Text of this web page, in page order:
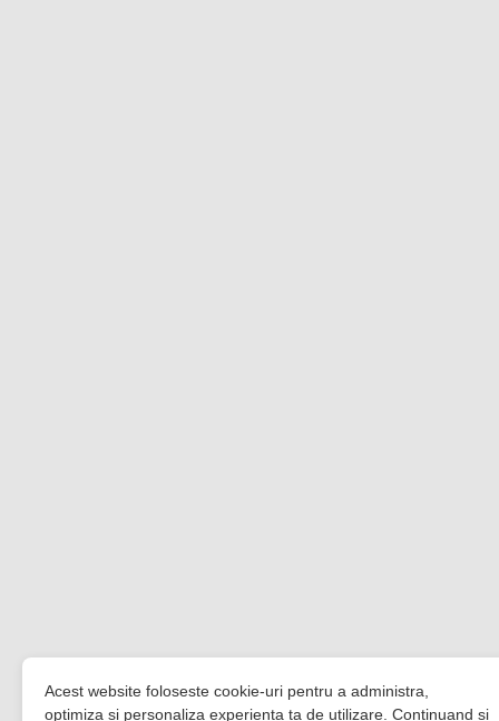
Acest website foloseste cookie-uri pentru a administra,
optimiza si personaliza experienta ta de utilizare. Continuand si